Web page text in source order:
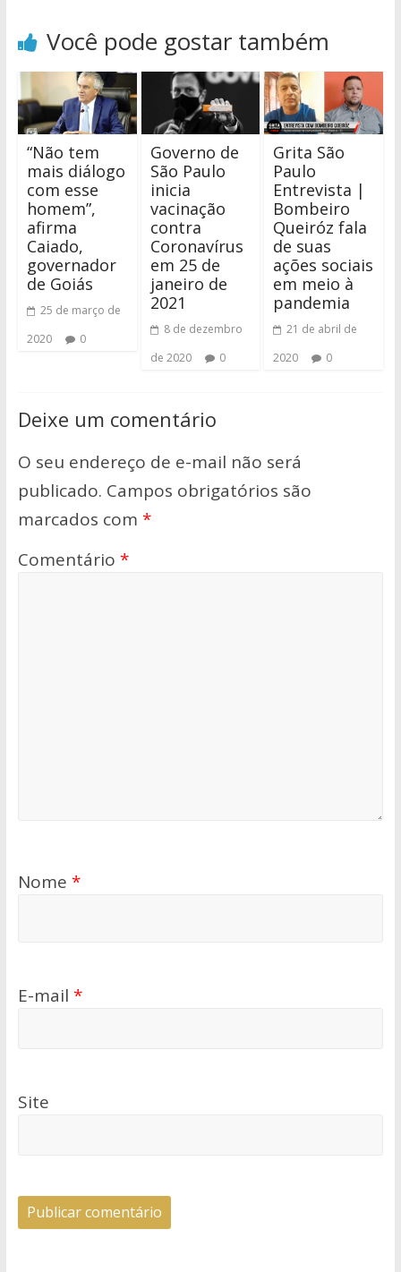
Você pode gostar também
“Não tem
mais diálogo
com esse
homem”,
afirma
Caiado,
governador
de Goiás
25 de março de
2020
0
Governo de
São Paulo
inicia
vacinação
contra
Coronavírus
em 25 de
janeiro de
2021
8 de dezembro
de 2020
0
Grita São
Paulo
Entrevista |
Bombeiro
Queiróz fala
de suas
ações sociais
em meio à
pandemia
21 de abril de
2020
0
Deixe um comentário
O seu endereço de e-mail não será
publicado. Campos obrigatórios são
marcados com *
Comentário *
Nome *
E-mail *
Site